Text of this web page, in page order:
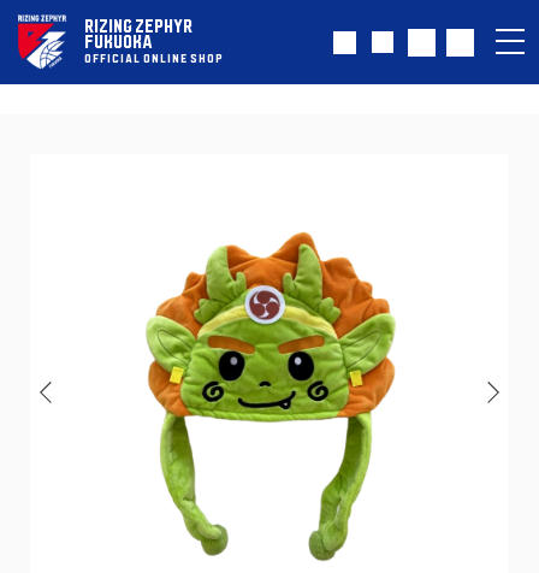
RIZING ZEPHYR
FUKUOKA
OFFICIAL ONLINE SHOP